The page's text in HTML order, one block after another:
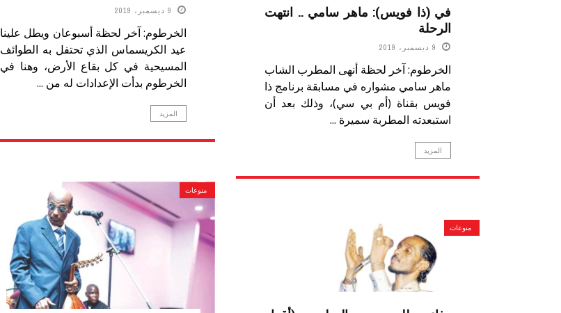
9 ديسمبر، 2019
الخرطوم: آخر لحظة أسبوعان ويطل علينا
عيد الكريسماس الذي تحتفل به الطوائف
المسيحية في كل بقاع الأرض، وهنا في
الخرطوم بدأت الإعدادات له من ...
المزيد
في (ذا فويس): ماهر سامي .. انتهت
الرحلة
9 ديسمبر، 2019
الخرطوم: آخر لحظة أنهى المطرب الشاب
ماهر سامي مشواره في مسابقة برنامج ذا
فويس بقناة (أم بي سي)، وذلك بعد أن
استبعدته المطربة سميرة ...
المزيد
منوعات
منوعات